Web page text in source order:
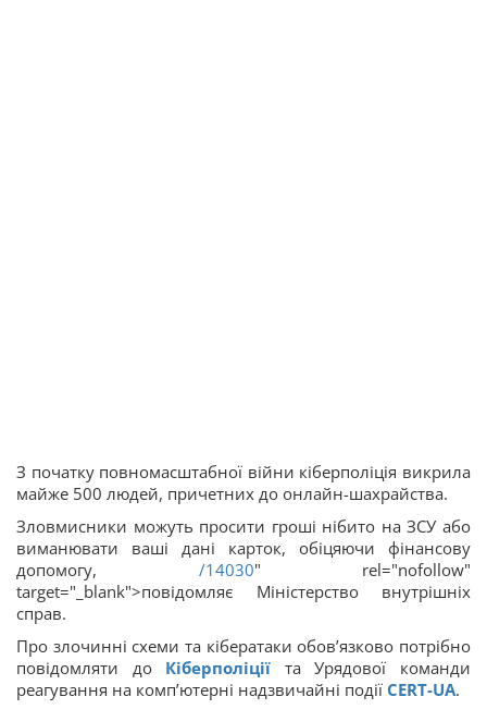
З початку повномасштабної війни кіберполіція викрила
майже 500 людей, причетних до онлайн-шахрайства.
Зловмисники можуть просити гроші нібито на ЗСУ або
виманювати ваші дані карток, обіцяючи фінансову
допомогу, /14030" rel="nofollow"
target="_blank">повідомляє Міністерство внутрішніх
справ.
Про злочинні схеми та кібератаки обов’язково потрібно
повідомляти до Кіберполіції та Урядової команди
реагування на компʼютерні надзвичайні події CERT-UA.